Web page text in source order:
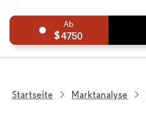
4750
Startseite Marktanalyse